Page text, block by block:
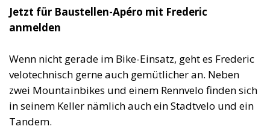
Jetzt für Baustellen-Apéro mit Frederic
anmelden
Wenn nicht gerade im Bike-Einsatz, geht es Frederic
velotechnisch gerne auch gemütlicher an. Neben
zwei Mountainbikes und einem Rennvelo finden sich
in seinem Keller nämlich auch ein Stadtvelo und ein
Tandem.